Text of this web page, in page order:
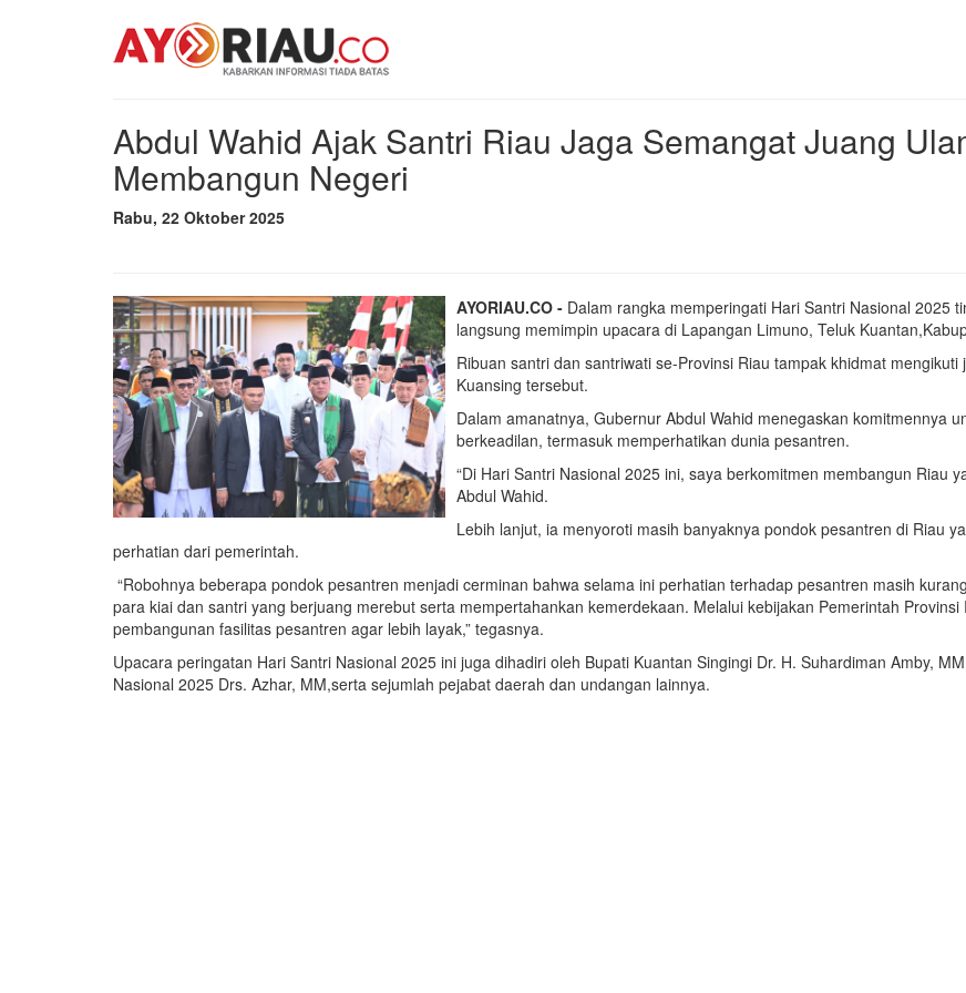
Abdul Wahid Ajak Santri Riau Jaga Semangat Juang
Membangun Negeri
Rabu, 22 Oktober 2025
AYORIAU.CO - Dalam rangka memperingati Hari Santri Nasional 2025
langsung memimpin upacara di Lapangan Limuno, Teluk
Ribuan santri dan santriwati se-Provinsi Riau tampak khidmat
Kuansing tersebut.
Dalam amanatnya, Gubernur Abdul Wahid menegaskan komitmennya
berkeadilan, termasuk memperhatikan dunia pesantren.
“Di Hari Santri Nasional 2025 ini, saya berkomitmen membangun Riau
Abdul Wahid.
Lebih lanjut, ia menyoroti masih banyaknya pondok pesantren di Riau
perhatian dari pemerintah.
“Robohnya beberapa pondok pesantren menjadi cerminan bahwa selama ini perhatian terhadap pesantren masih
para kiai dan santri yang berjuang merebut serta mempertahankan kemerdekaan. Melalui kebijakan Pemerintah
pembangunan fasilitas pesantren agar lebih layak,” tegasnya.
Upacara peringatan Hari Santri Nasional 2025 ini juga dihadiri oleh Bupati Kuantan Singingi Dr. H. Suhardiman Amby,
Nasional 2025 Drs. Azhar, MM,serta sejumlah pejabat daerah dan undangan lainnya.